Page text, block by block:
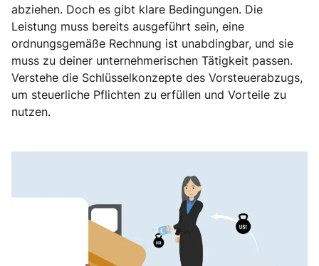
abziehen. Doch es gibt klare Bedingungen. Die
Leistung muss bereits ausgeführt sein, eine
ordnungsgemäße Rechnung ist unabdingbar, und sie
muss zu deiner unternehmerischen Tätigkeit passen.
Verstehe die Schlüsselkonzepte des Vorsteuerabzugs,
um steuerliche Pflichten zu erfüllen und Vorteile zu
nutzen.